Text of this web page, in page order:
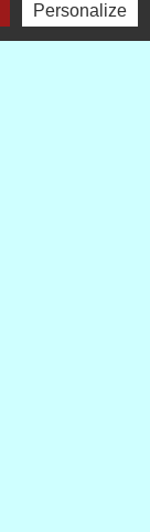
Personalize